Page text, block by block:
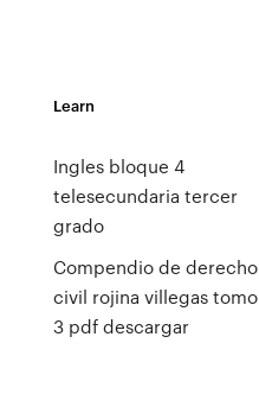
Learn
Ingles bloque 4
telesecundaria tercer
grado
Compendio de derecho
civil rojina villegas tomo
3 pdf descargar